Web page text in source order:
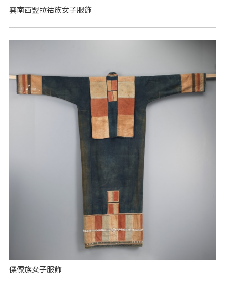
雲南西盟拉祜族女子服飾
傈僳族女子服飾